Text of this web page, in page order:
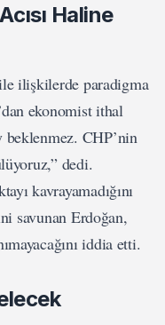
Haline
ilişkilerde paradigma
ekonomist ithal
beklenmez. CHP’nin
dedi.
kavrayamadığını
savunan Erdoğan,
iddia etti.